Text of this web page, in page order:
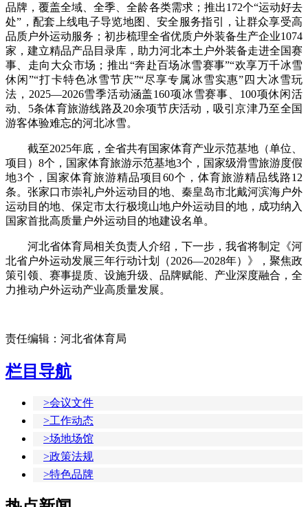
品牌，覆盖全域、全季、全龄各类需求；推出172个“运动好去
处”，配套上线电子导览地图、安全服务指引，让群众享受高
品质户外运动服务；初步梳理全省优质户外装备生产企业1074
家，建立精品产品目录库，助力河北本土户外装备走进全国赛
事、走向大众市场；推出“奔赴百场冰雪赛事”“欢享万千冰雪
休闲”“打卡特色冰雪节庆”“尽享专属冰雪实惠”四大冰雪玩
法，2025—2026雪季活动涵盖160项冰雪赛事、100项休闲活
动、5条体育旅游线路及20余项节庆活动，吸引京津乃至全国
游客体验难忘的河北冰雪。
截至2025年底，全省共有国家体育产业示范基地（单位、
项目）8个，国家体育旅游示范基地3个，国家级滑雪旅游度假
地3个，国家体育旅游精品项目60个，体育旅游精品线路12
条。张家口市崇礼户外运动目的地、秦皇岛市北戴河滨海户外
运动目的地、保定市太行极境山地户外运动目的地，成功纳入
国家首批高质量户外运动目的地建设名单。
河北省体育局相关负责人介绍，下一步，我省将制定《河
北省户外运动发展三年行动计划（2026—2028年）》，聚焦政
策引领、赛事提质、设施升级、品牌赋能、产业深度融合，全
力推动户外运动产业高质量发展。
责任编辑：河北省体育局
栏目导航
>会议文件
>工作动态
>场地场馆
>政策法规
>特色品牌